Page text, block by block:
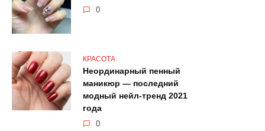
0
КРАСОТА
Неординарный пенный
маникюр — последний
модный нейл-тренд 2021
года
0